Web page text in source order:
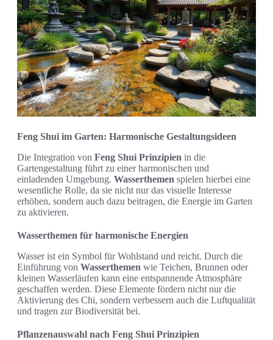
Feng Shui im Garten: Harmonische Gestaltungsideen
Die Integration von Feng Shui Prinzipien in die
Gartengestaltung führt zu einer harmonischen und
einladenden Umgebung. Wasserthemen spielen hierbei eine
wesentliche Rolle, da sie nicht nur das visuelle Interesse
erhöhen, sondern auch dazu beitragen, die Energie im Garten
zu aktivieren.
Wasserthemen für harmonische Energien
Wasser ist ein Symbol für Wohlstand und reicht. Durch die
Einführung von Wasserthemen wie Teichen, Brunnen oder
kleinen Wasserläufen kann eine entspannende Atmosphäre
geschaffen werden. Diese Elemente fördern nicht nur die
Aktivierung des Chi, sondern verbessern auch die Luftqualität
und tragen zur Biodiversität bei.
Pflanzenauswahl nach Feng Shui Prinzipien